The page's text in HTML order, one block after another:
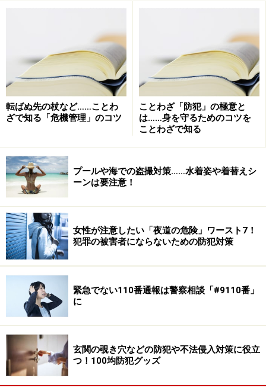
新たな請求を受ける可能性があります。これまで当サイ
トでも重ねてお伝えしてきたように、支払う義務も必要
もありません。また、請求者に対して、自分の情報は一
切、教えてはいけません。自分の情報（氏名、住所等）
を伝えてしまうことで、請求がエスカレートしたり、他
の者にその情報が流れて被害が拡大してしまう恐れがあ
携帯電話番号しか相手が把握していない場合には、一般
の人が利用出来る情報収集方法では「氏名・住所」が判
明することはありません。また、郵送で届いた場合に
は、なんらかのリストが元になっていると思われます
が、これも「利用した覚えがない」のであれば、無視す
ることです。
不当請求には2パターン
その1）「『無料』と表示されたサイトを利用した覚え
がある」場合
転ばぬ先の杖など……ことわ
ざで知る「危機管理」のコツ
ことわざ「防犯」の極意と
は……身を守るためのコツを
ことわざで知る
プールや海での盗撮対策……水着姿や着替えシ
ーンは要注意！
女性が注意したい「夜道の危険」ワースト7！
犯罪の被害者にならないための防犯対策
緊急でない110番通報は警察相談「#9110番」
に
玄関の覗き穴などの防犯や不法侵入対策に役立
つ！100均防犯グッズ